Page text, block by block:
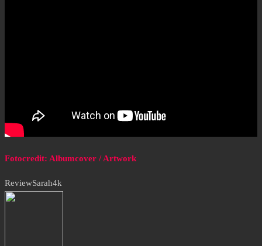
Fotocredit: Albumcover / Artwork
ReviewSarah4k